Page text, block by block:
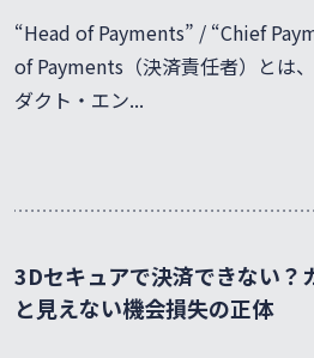
“Head of Payments” / “Chief
of Payments（決済責任者）とは
ダクト・エン...
3Dセキュアで決済できない？
と見えない機会損失の正体